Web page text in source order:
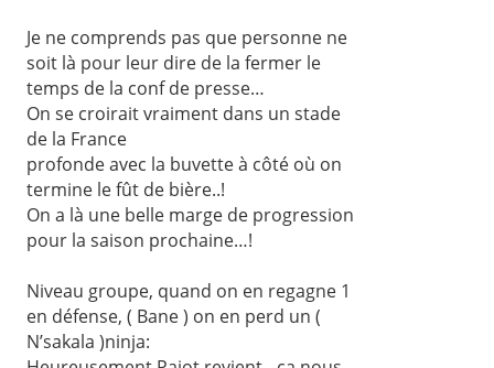
Je ne comprends pas que personne ne
soit là pour leur dire de la fermer le
temps de la conf de presse…
On se croirait vraiment dans un stade
de la France
profonde avec la buvette à côté où on
termine le fût de bière..!
On a là une belle marge de progression
pour la saison prochaine…!
Niveau groupe, quand on en regagne 1
en défense, ( Bane ) on en perd un (
N’sakala )ninja: